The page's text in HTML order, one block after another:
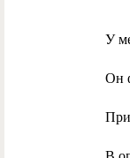
У
Он